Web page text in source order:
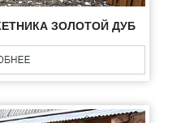
ЗОЛОТОЙ ДУБ